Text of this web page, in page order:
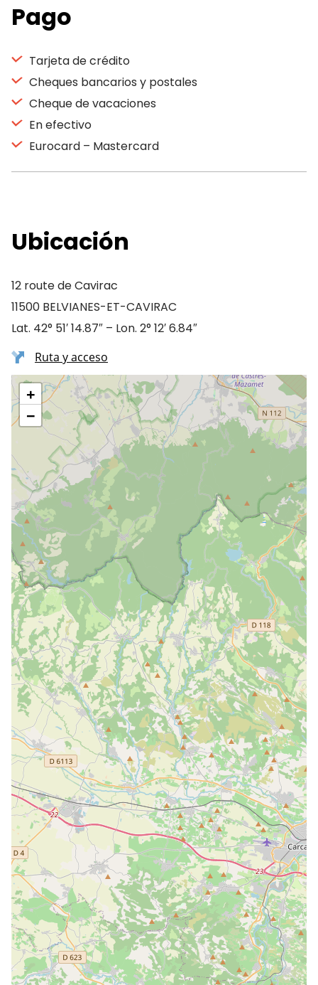
Pago
Tarjeta de crédito
Cheques bancarios y postales
Cheque de vacaciones
En efectivo
Eurocard – Mastercard
Ubicación
12 route de Cavirac
11500 BELVIANES-ET-CAVIRAC
Lat. 42° 51′ 14.87″ – Lon. 2° 12′ 6.84″
Ruta y acceso
+
−